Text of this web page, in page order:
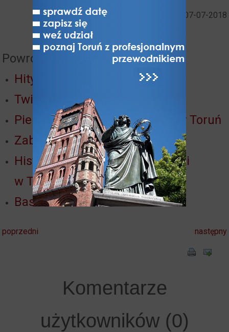
Data publikacji: 07-07-2018
Powrót do:
Hity Torunia
Twierdza Toruń
Pierścień wewnętrzny Twierdzy Toruń
Zabytki i Architektura Torunia
Historia obronności i fortyfikacji
w Toruniu
Bastion za drzewami
poprzedni następny
Komentarze
użytkowników (0)